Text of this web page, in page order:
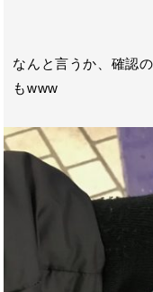
なんと言うか、確認
もwww